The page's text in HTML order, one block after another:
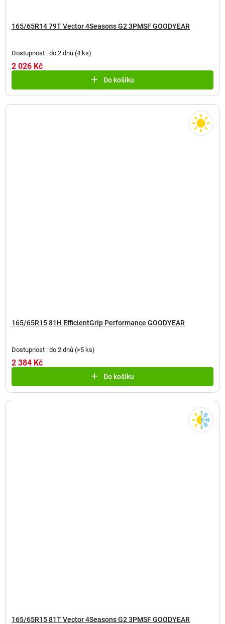
165/65R14 79T Vector 4Seasons G2 3PMSF GOODYEAR
Dostupnost : do 2 dnů (4 ks)
2 026 Kč
Do košíku
165/65R15 81H EfficientGrip Performance GOODYEAR
Dostupnost : do 2 dnů (>5 ks)
2 384 Kč
Do košíku
165/65R15 81T Vector 4Seasons G2 3PMSF GOODYEAR